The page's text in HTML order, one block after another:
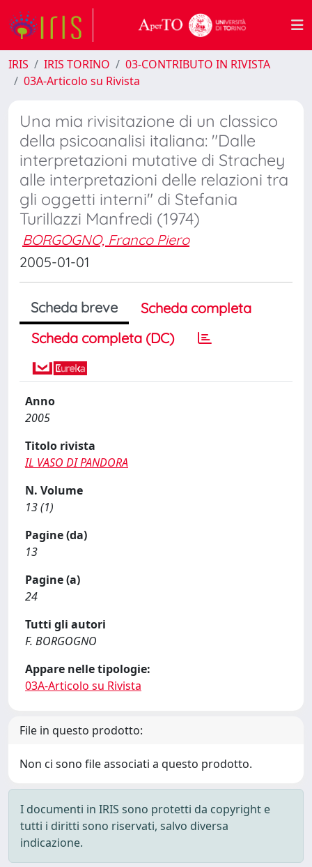
IRIS IRIS TORINO
03-CONTRIBUTO IN RIVISTA
03A-Articolo su Rivista
Una mia rivisitazione di un classico
della psicoanalisi italiana: "Dalle
interpretazioni mutative di Strachey
alle interpretazioni delle relazioni tra
gli oggetti interni" di Stefania
Turillazzi Manfredi (1974)
BORGOGNO, Franco Piero
2005-01-01
Scheda breve
Scheda completa
Scheda completa (DC)
Anno
2005
Titolo rivista
IL VASO DI PANDORA
N. Volume
13 (1)
Pagine (da)
13
Pagine (a)
24
Tutti gli autori
F. BORGOGNO
Appare nelle tipologie:
03A-Articolo su Rivista
File in questo prodotto:
Non ci sono file associati a questo prodotto.
I documenti in IRIS sono protetti da copyright e
tutti i diritti sono riservati, salvo diversa
indicazione.